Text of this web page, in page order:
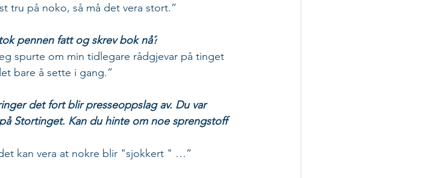
tru på noko, så må det vera stort.”
pennen fatt og skrev bok nå?
spurte om min tidlegare rådgjevar på tinget
bare å sette i gang.”
det fort blir presseoppslag av. Du var
Stortinget. Kan du hinte om noe sprengstoff
kan vera at nokre blir "sjokkert " …”